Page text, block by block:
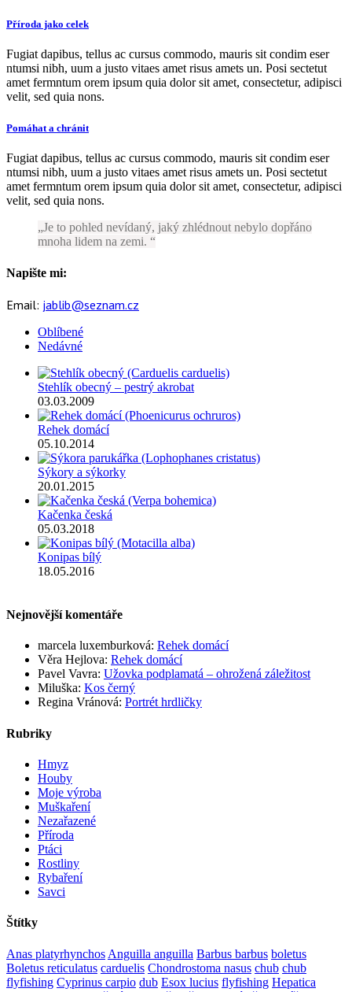
Příroda jako celek
Fugiat dapibus, tellus ac cursus commodo, mauris sit condim eser
ntumsi nibh, uum a justo vitaes amet risus amets un. Posi sectetut
amet fermntum orem ipsum quia dolor sit amet, consectetur, adipisci
velit, sed quia nons.
Pomáhat a chránit
Fugiat dapibus, tellus ac cursus commodo, mauris sit condim eser
ntumsi nibh, uum a justo vitaes amet risus amets un. Posi sectetut
amet fermntum orem ipsum quia dolor sit amet, consectetur, adipisci
velit, sed quia nons.
Je to pohled nevídaný, jaký zhlédnout nebylo dopřáno
mnoha lidem na zemi.
Napište mi:
Email: jablib@seznam.cz
Oblíbené
Nedávné
Stehlík obecný – pestrý akrobat
03.03.2009
Rehek domácí
05.10.2014
Sýkory a sýkorky
20.01.2015
Kačenka česká
05.03.2018
Konipas bílý
18.05.2016
Nejnovější komentáře
marcela luxemburková: Rehek domácí
Věra Hejlova: Rehek domácí
Pavel Vavra: Užovka podplamatá – ohrožená záležitost
Miluška: Kos černý
Regina Vránová: Portrét hrdličky
Rubriky
Hmyz
Houby
Moje výroba
Muškaření
Nezařazené
Příroda
Ptáci
Rostliny
Rybaření
Savci
Štítky
Anas platyrhynchos Anguilla anguilla Barbus barbus boletus
Boletus reticulatus carduelis Chondrostoma nasus chub chub
flyfishing Cyprinus carpio dub Esox lucius flyfishing Hepatica